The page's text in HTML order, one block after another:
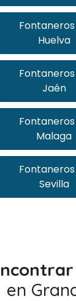
Huelva
Jaén
Malaga
Sevilla
en